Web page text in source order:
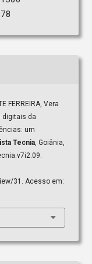
FERREIRA, Vera
digitais da
um
Tecnia, Goiânia,
31. Acesso em: